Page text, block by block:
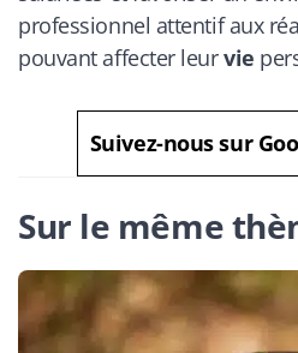
professionnel attentif aux
pouvant affecter leurvie
Suivez-nous sur
Sur le même